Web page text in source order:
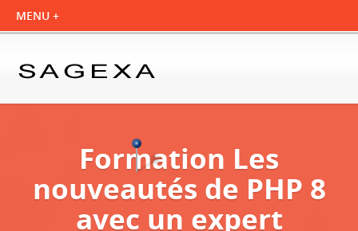
Formation Les
nouveautés de PHP 8
avec un expert